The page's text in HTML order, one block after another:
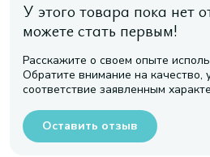
У этого товара пока нет
можете стать первым!
Расскажите о своем опыте
Обратите внимание на качество,
соответствие заявленным
Оставить отзыв